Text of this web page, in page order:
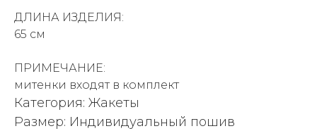
ДЛИНА ИЗДЕЛИЯ:
65 см
ПРИМЕЧАНИЕ:
митенки входят в комплект
Категория: Жакеты
Размер: Индивидуальный пошив